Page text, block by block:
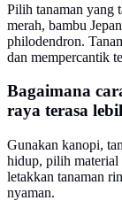
Pilih tanaman yang
merah, bambu
philodendron.
dan mempercantik
Bagaimana
raya terasa
Gunakan kanopi,
hidup, pilih material
letakkan tanaman
nyaman.